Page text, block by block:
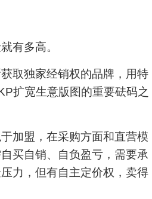
有多高。
独家经销权的品牌，用特
扩宽生意版图的重要砝码之
盟，在采购方面和直营模
买自销、自负盈亏，需要承
力，但有自主定价权，卖得